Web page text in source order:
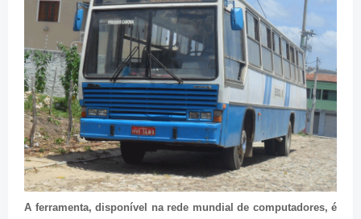
A ferramenta, disponível na rede mundial de computadores, é